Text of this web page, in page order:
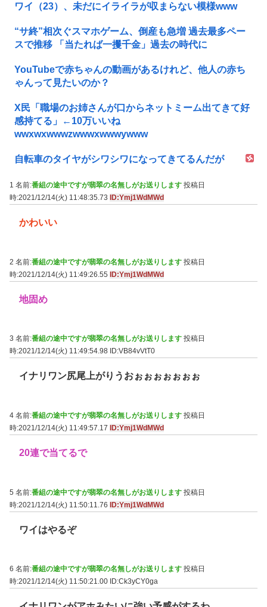
ワイ（23）、未だにイライラが収まらない模様www
“サ終”相次ぐスマホゲーム、倒産も急増 過去最多ペー
スで推移 「当たれば一攫千金」過去の時代に
YouTubeで赤ちゃんの動画があるけれど、他人の赤ち
ゃんって見たいのか？
X民「職場のお姉さんが口からネットミーム出てきて好
感持てる」←10万いいね
wwxwxwwwzwwwxwwwywww
自転車のタイヤがシワシワになってきてるんだが
1 名前:番組の途中ですが翡翠の名無しがお送りします 投稿日
時:2021/12/14(火) 11:48:35.73
ID:Ymj1WdMWd
かわいい
2 名前:番組の途中ですが翡翠の名無しがお送りします 投稿日
時:2021/12/14(火) 11:49:26.55 ID:Ymj1WdMWd
地固め
3 名前:番組の途中ですが翡翠の名無しがお送りします 投稿日
時:2021/12/14(火) 11:49:54.98 ID:VB84vVtT0
イナリワン尻尾上がりうおぉぉぉぉぉぉぉ
4 名前:番組の途中ですが翡翠の名無しがお送りします 投稿日
時:2021/12/14(火) 11:49:57.17
ID:Ymj1WdMWd
20連で当てるで
5 名前:番組の途中ですが翡翠の名無しがお送りします 投稿日
時:2021/12/14(火) 11:50:11.76 ID:Ymj1WdMWd
ワイはやるぞ
6 名前:番組の途中ですが翡翠の名無しがお送りします 投稿日
時:2021/12/14(火) 11:50:21.00 ID:Ck3yCY0ga